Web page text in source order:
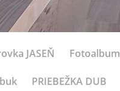
JASEŇ Fotoalbum
PRIEBEŽKA DUB